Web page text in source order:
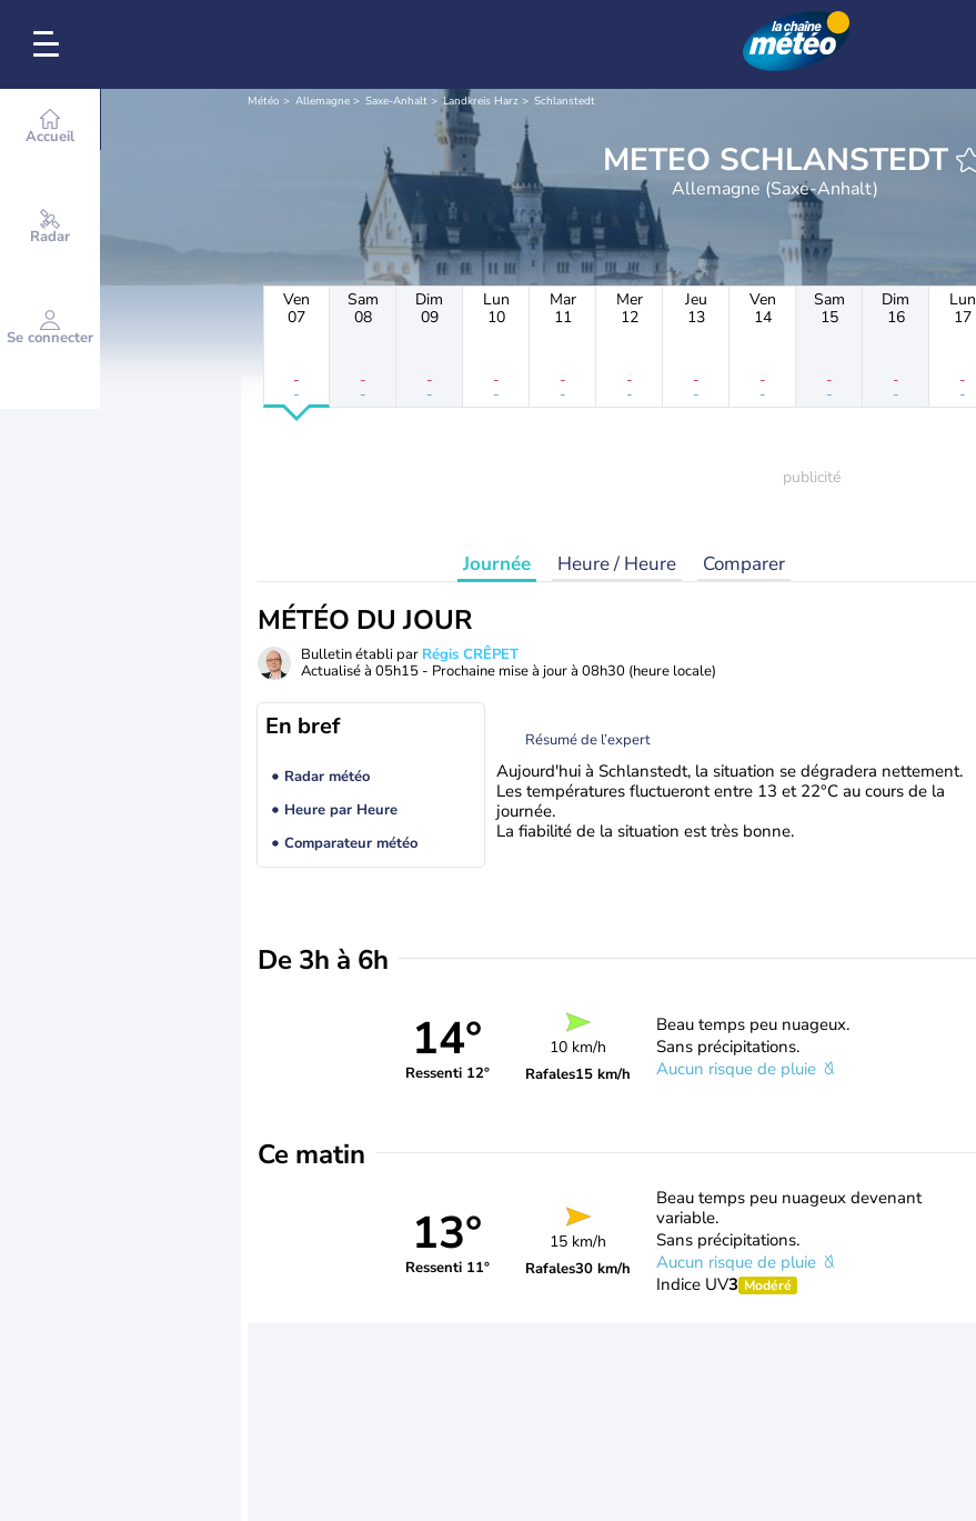
Accueil
Radar
Se connecter
Météo Allemagne Saxe-Anhalt Landkreis Harz Schlanstedt
METEO SCHLANSTEDT
Allemagne (Saxe-Anhalt)
Ven
07
-
-
Sam
08
-
-
Dim
09
-
-
Lun
10
-
-
Mar
11
-
-
Mer
12
-
-
Jeu
13
-
-
Ven
14
-
-
Sam
15
-
-
Dim
16
-
-
Lun
17
-
-
Journée Heure / Heure Comparer
MÉTÉO DU JOUR
Bulletin établi par Régis CRÊPET
Actualisé à 05h15 - Prochaine mise à jour à 08h30 (heure locale)
En bref
Radar météo
Heure par Heure
Comparateur météo
Résumé de l’expert
Aujourd'hui à Schlanstedt, la situation se dégradera nettement.
Les températures fluctueront entre 13 et 22°C au cours de la
journée.
La fiabilité de la situation est très bonne.
De 3h à 6h
14°
Ressenti 12°
10 km/h
Rafales15 km/h
Beau temps peu nuageux.
Sans précipitations.
Aucun risque de pluie
Ce matin
13°
Ressenti 11°
15 km/h
Rafales30 km/h
Beau temps peu nuageux devenant
variable.
Sans précipitations.
Aucun risque de pluie
Indice UV3 Modéré